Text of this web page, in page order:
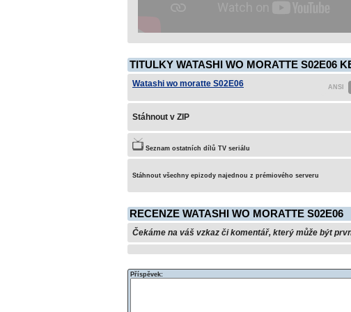
TITULKY WATASHI WO MORATTE S02E06
Watashi wo moratte S02E06
Stáhnout v ZIP
Seznam ostatních dílů TV seriálu
Stáhnout všechny epizody najednou z prémiového serveru
RECENZE WATASHI WO MORATTE S02E06
Čekáme na váš vzkaz či komentář, který může být
Příspěvek: